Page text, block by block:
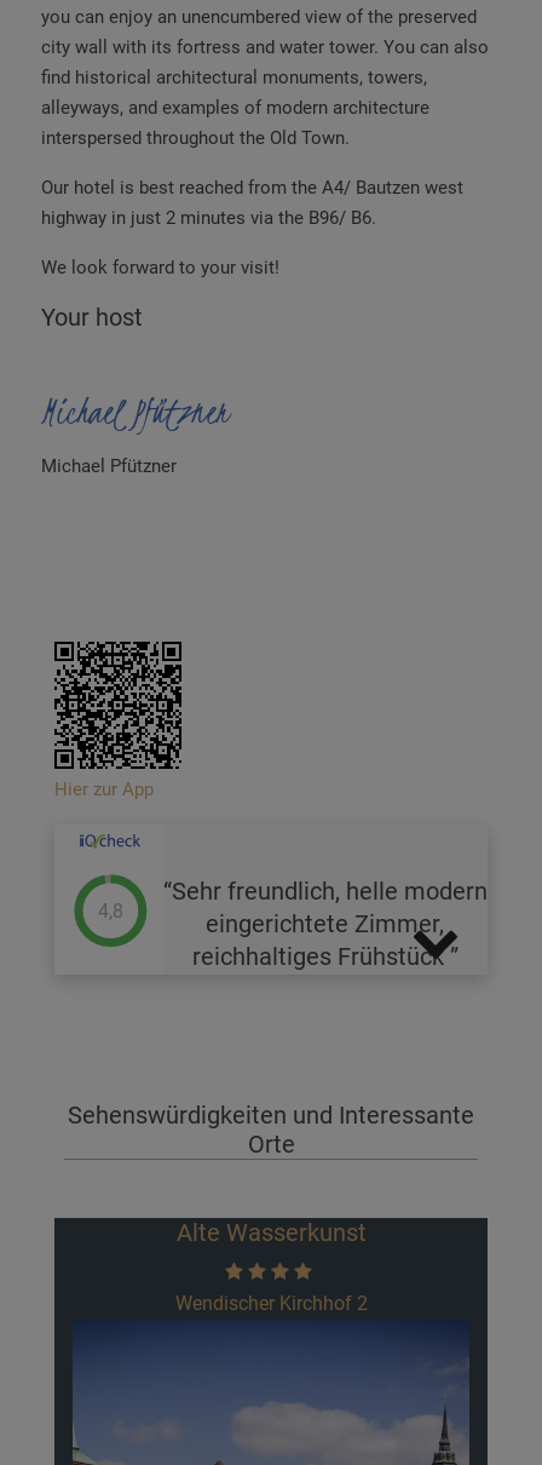
you can enjoy an unencumbered view of the preserved
city wall with its fortress and water tower. You can also
find historical architectural monuments, towers,
alleyways, and examples of modern architecture
interspersed throughout the Old Town.
Our hotel is best reached from the A4/ Bautzen west
highway in just 2 minutes via the B96/ B6.
We look forward to your visit!
Your host
Michael Pfützner
Michael Pfützner
Hier zur App
4,8
Sehr freundlich, helle modern
eingerichtete Zimmer,
reichhaltiges Frühstück
Sehenswürdigkeiten und Interessante
Orte